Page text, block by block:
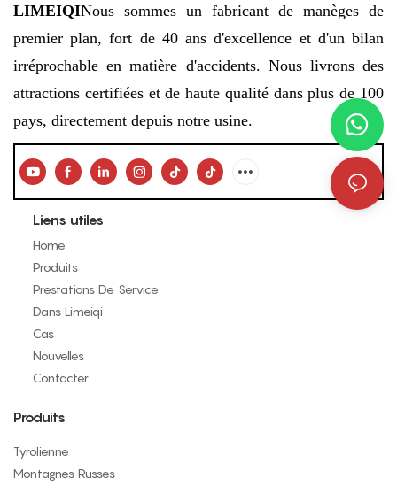
LIMEIQINous sommes un fabricant de manèges de
premier plan, fort de 40 ans d'excellence et d'un bilan
irréprochable en matière d'accidents. Nous livrons des
attractions certifiées et de haute qualité dans plus de 100
pays, directement depuis notre usine.
Liens utiles
Home
Produits
Prestations De Service
Dans Limeiqi
Cas
Nouvelles
Contacter
Produits
Tyrolienne
Montagnes Russes